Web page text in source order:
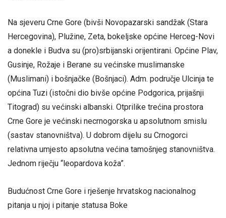
Na sjeveru Crne Gore (bivši Novopazarski sandžak (Stara
Hercegovina), Plužine, Zeta, bokeljske općine Herceg-Novi
a donekle i Budva su (pro)srbijanski orijentirani. Općine Plav,
Gusinje, Rožaje i Berane su većinske muslimanske
(Muslimani) i bošnjačke (Bošnjaci). Adm. područje Ulcinja te
općina Tuzi (istočni dio bivše općine Podgorica, prijašnji
Titograd) su većinski albanski. Otprilike trećina prostora
Crne Gore je većinski necrnogorska u apsolutnom smislu
(sastav stanovništva). U dobrom dijelu su Crnogorci
relativna umjesto apsolutna većina tamošnjeg stanovništva.
Jednom riječju “leopardova koža”.
Budućnost Crne Gore i rješenje hrvatskog nacionalnog
pitanja u njoj i pitanje statusa Boke